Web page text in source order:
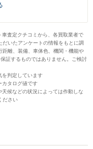
をはじめ独自の内外
ースにした特別仕様
として「GR」「GR
ほか、TRD（トヨ
がチューニングした
査定クチコミから、各買取業者で
いたアンケートの情報をもとに調
離、装備、車体色、機関・機能や
証するものではありません。ご検討
を判定しています
カタログ値です
候などの状況によっては作動しな
ださい